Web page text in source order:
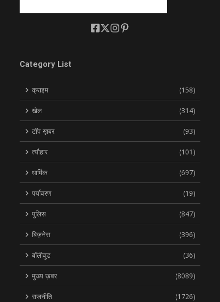
Category List
क्राइम (158)
खेल (314)
टॉप ख़बर (93)
त्यौहार (101)
धार्मिक (697)
पर्यावरण (19)
पुलिस (847)
बिज़नेस (396)
बॉलीवुड (36)
मुख्य ख़बर (8089)
राजनीति (1726)